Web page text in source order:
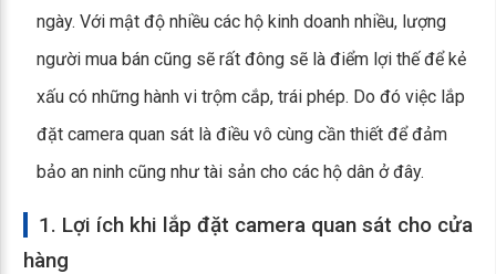
ngày. Với mật độ nhiều các hộ kinh doanh nhiều, lượng
người mua bán cũng sẽ rất đông sẽ là điểm lợi thế để kẻ
xấu có những hành vi trộm cắp, trái phép. Do đó việc lắp
đặt camera quan sát là điều vô cùng cần thiết để đảm
bảo an ninh cũng như tài sản cho các hộ dân ở đây.
1. Lợi ích khi lắp đặt camera quan sát cho cửa
hàng